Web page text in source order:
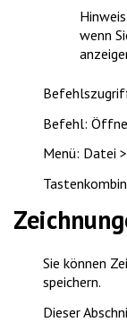
Hinweis
wenn
Befehl:
Menü: Datei
Sie können
speichern.
Dieser